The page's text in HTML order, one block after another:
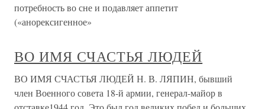
потребность во сне и подавляет аппетит
(«анорексигенное»
ВО ИМЯ СЧАСТЬЯ ЛЮДЕЙ
ВО ИМЯ СЧАСТЬЯ ЛЮДЕЙ Н. В. ЛЯПИН, бывший
член Военного совета 18-й армии, генерал-майор в